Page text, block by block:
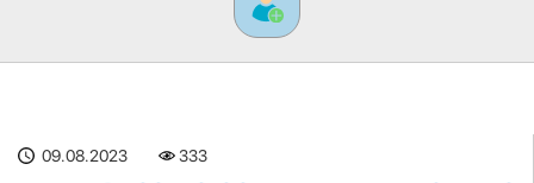
09.08.2023 333